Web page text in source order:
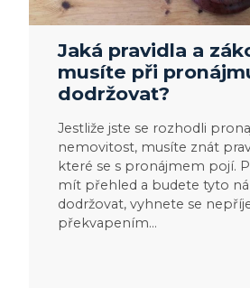
Jaká pravidla a
musíte při
dodržovat?
Jestliže jste se rozhodli
nemovitost, musíte znát
které se s pronájmem pojí.
mít přehled a budete tyto
dodržovat, vyhnete se
překvapením…